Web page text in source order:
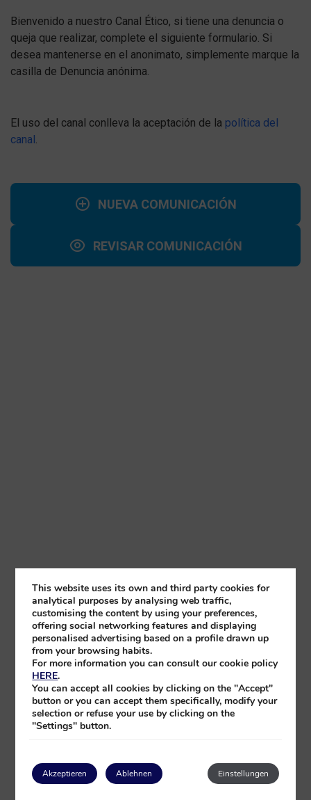
This website uses its own and third party cookies for
analytical purposes by analysing web traffic,
customising the content by using your preferences,
offering social networking features and displaying
personalised advertising based on a profile drawn up
from your browsing habits.
For more information you can consult our cookie policy
HERE.
You can accept all cookies by clicking on the "Accept"
button or you can accept them specifically, modify your
selection or refuse your use by clicking on the
"Settings" button.
Akzeptieren Einstellungen
Ablehnen